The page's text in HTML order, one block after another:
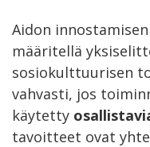
Aidon
määritellä
sosiokulttuurisen
vahvasti, jos
käytetty
tavoitteet ovat